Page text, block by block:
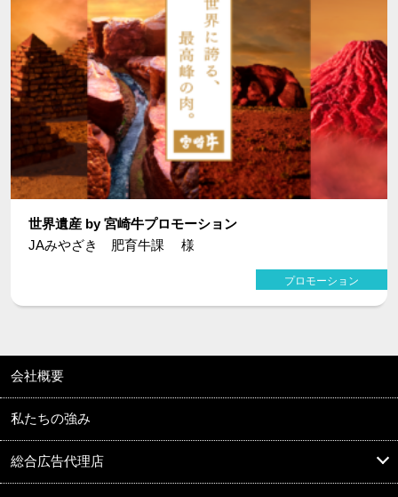
世界遺産 by 宮崎牛プロモーション
JAみやざき 肥育牛課 様
プロモーション
会社概要
私たちの強み
総合広告代理店